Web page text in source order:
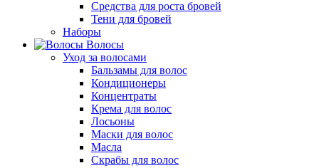
Средства для роста бровей
Тени для бровей
Наборы
Волосы
Уход за волосами
Бальзамы для волос
Кондиционеры
Концентраты
Крема для волос
Лосьоны
Маски для волос
Масла
Скрабы для волос